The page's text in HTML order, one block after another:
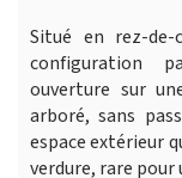
Situé en rez-
configuration
ouverture sur
arboré, sans
espace extérieur
verdure, rare